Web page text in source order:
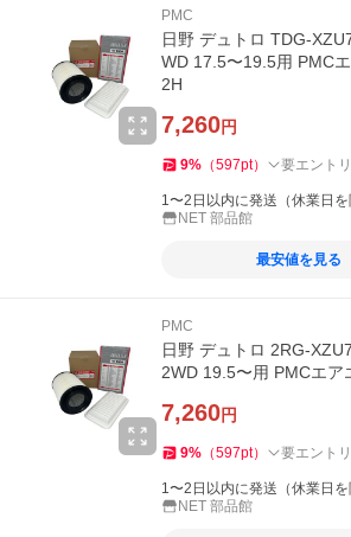
PMC
日野 デュトロ TDG-
WD 17.5〜19.5用 PMC
2H
7,260円
9% （597pt） 要エント
1〜2日以内に発送（休業日を
NET 部品館
最安値を見る
PMC
日野 デュトロ 2RG-
2WD 19.5〜用 PMCエア
7,260円
9% （597pt） 要エント
1〜2日以内に発送（休業日を
NET 部品館